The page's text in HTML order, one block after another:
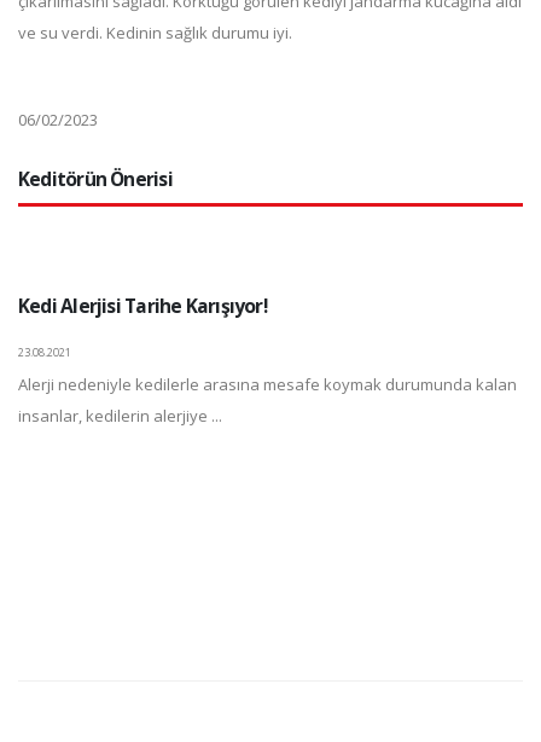
ve su verdi. Kedinin sağlık durumu iyi.
06/02/2023
Keditörün Önerisi
Kedi Alerjisi Tarihe Karışıyor!
23.08.2021
Alerji nedeniyle kedilerle arasına mesafe koymak durumunda kalan
insanlar, kedilerin alerjiye ...